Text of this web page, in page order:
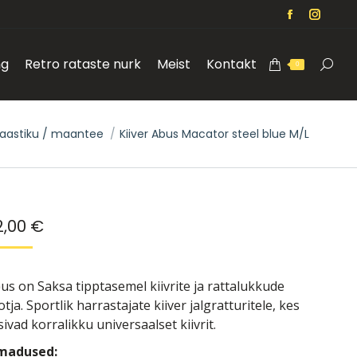
Facebook
opens
new
window
opens
new
Retro rataste nurk Meist Kontakt 0
/ maantee Kiiver Abus Macator steel blue M/L
€
on Saksa tipptasemel kiivrite ja rattalukkude
Sportlik harrastajate kiiver jalgratturitele, kes
korralikku universaalset kiivrit.